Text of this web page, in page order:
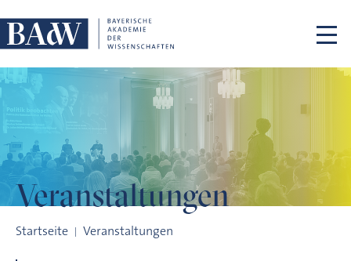
Veranstaltungen
Startseite Veranstaltungen